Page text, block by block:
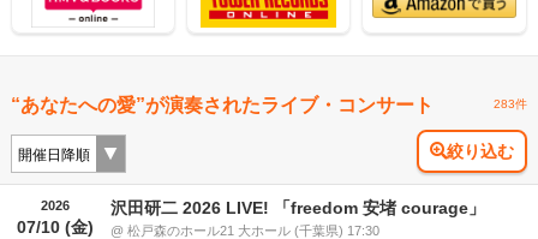
“あなたへの愛”が演奏されたライブ・コンサート 283件
絞り込む
2026
07/10 (金)
沢田研二 2026 LIVE! 「freedom 安堵 courage」
@ 松戸森のホール21 大ホール (千葉県) 17:30